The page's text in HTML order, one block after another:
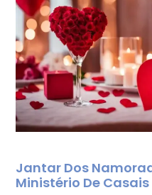
Jantar Dos
Ministério De Casais